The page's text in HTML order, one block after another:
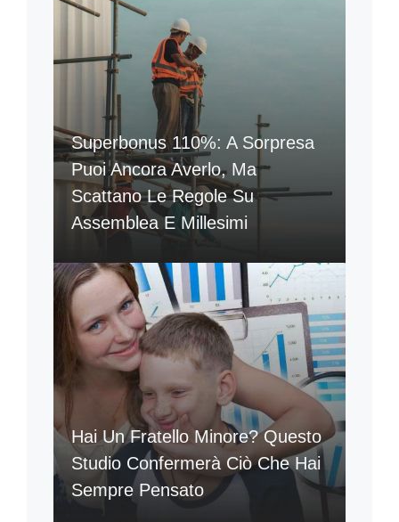
Superbonus 110%: A Sorpresa
Puoi Ancora Averlo, Ma
Scattano Le Regole Su
Assemblea E Millesimi
Hai Un Fratello Minore? Questo
Studio Confermerà Ciò Che Hai
Sempre Pensato